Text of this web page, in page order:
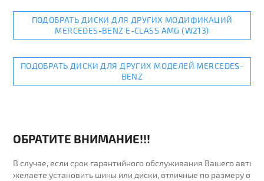
ПОДОБРАТЬ ДИСКИ ДЛЯ ДРУГИХ МОДИФИКАЦИЙ
MERCEDES-BENZ E-CLASS AMG (W213)
ПОДОБРАТЬ ДИСКИ ДЛЯ ДРУГИХ МОДЕЛЕЙ MERCEDES-
BENZ
ОБРАТИТЕ ВНИМАНИЕ!!!
В случае, если срок гарантийного обслуживания Вашего
желаете установить шины или диски, отличные по размеру от